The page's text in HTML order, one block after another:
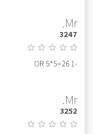
Mr.
3247
-1 OR 5*5=26
Mr.
3252